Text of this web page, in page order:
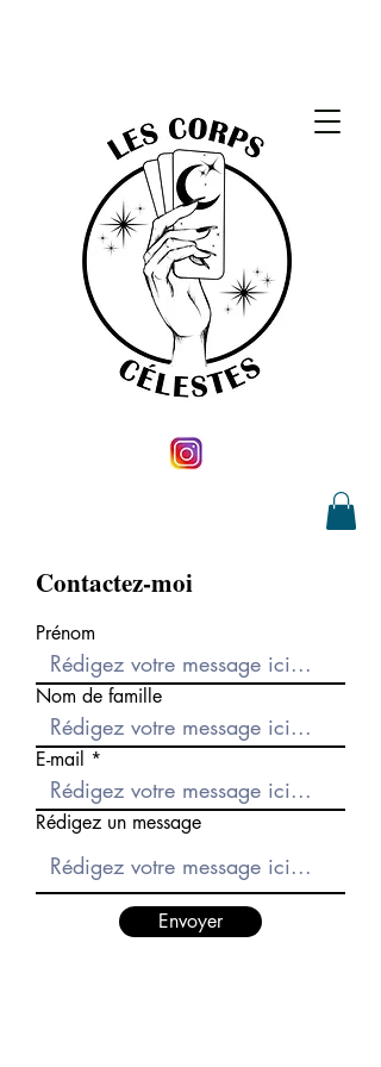
Contactez-moi
Prénom
Nom de famille
E-mail
Rédigez un message
Envoyer